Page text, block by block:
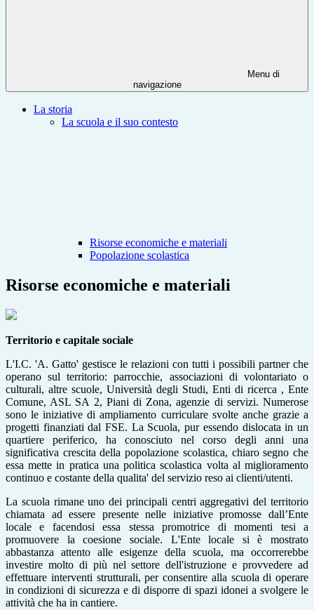
Menu di
navigazione
La storia
La scuola e il suo contesto
Risorse economiche e materiali
Popolazione scolastica
Risorse economiche e materiali
Territorio e capitale sociale
L'I.C. 'A. Gatto' gestisce le relazioni con tutti i possibili partner che
operano sul territorio: parrocchie, associazioni di volontariato o
culturali, altre scuole, Università degli Studi, Enti di ricerca , Ente
Comune, ASL SA 2, Piani di Zona, agenzie di servizi. Numerose
sono le iniziative di ampliamento curriculare svolte anche grazie a
progetti finanziati dal FSE. La Scuola, pur essendo dislocata in un
quartiere periferico, ha conosciuto nel corso degli anni una
significativa crescita della popolazione scolastica, chiaro segno che
essa mette in pratica una politica scolastica volta al miglioramento
continuo e costante della qualita' del servizio reso ai clienti/utenti.
La scuola rimane uno dei principali centri aggregativi del territorio
chiamata ad essere presente nelle iniziative promosse dall’Ente
locale e facendosi essa stessa promotrice di momenti tesi a
promuovere la coesione sociale. L'Ente locale si è mostrato
abbastanza attento alle esigenze della scuola, ma occorrerebbe
investire molto di più nel settore dell'istruzione e provvedere ad
effettuare interventi strutturali, per consentire alla scuola di operare
in condizioni di sicurezza e di disporre di spazi idonei a svolgere le
attività che ha in cantiere.